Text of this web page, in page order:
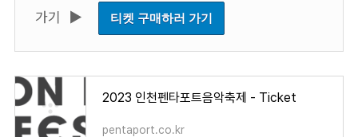
가기 ▶︎
티켓 구매하러 가기
2023 인천펜타포트음악축제 - Ticket
pentaport.co.kr